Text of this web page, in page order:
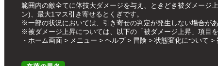
範囲内の敵全てに体技大ダメージを与え、ときどき被ダメージ
ン)、最大1マス引き寄せるとくぎです。
※一部の状況においては、引き寄せの判定が発生しない場合があ
※被ダメージ上昇については、以下の「被ダメージ上昇」項目を
・ホーム画面 > メニュー > ヘルプ > 冒険 > 状態変化について >